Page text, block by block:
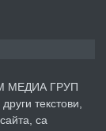
преди 2 години
МЕДИА ГРУП
текстови,
са